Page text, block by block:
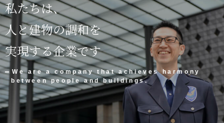
私たちは、
人と建物の調和を
実現する企業です
We are a company that achieves harmony
between people and buildings.